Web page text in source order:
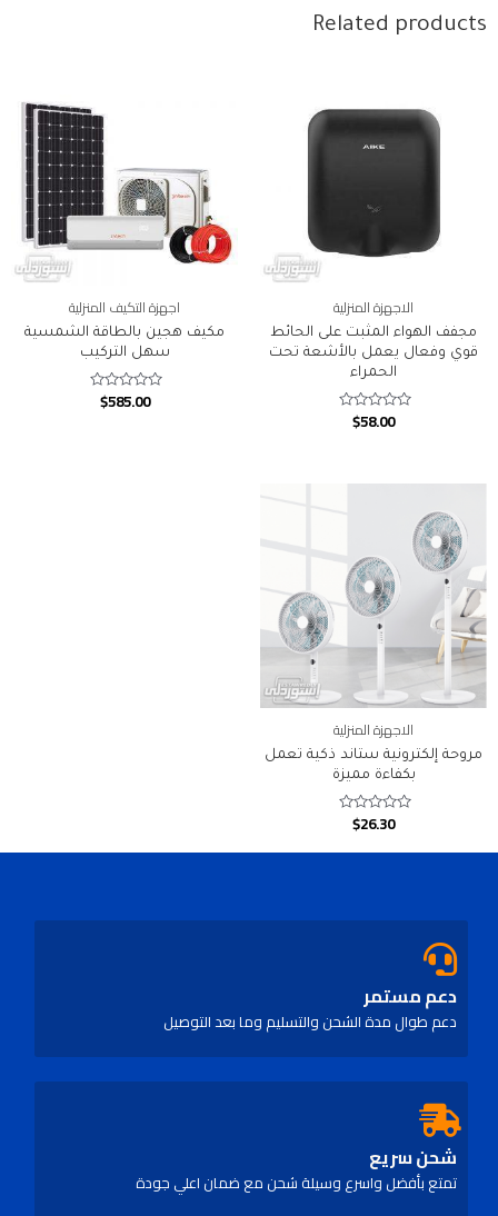
Related products
الاجهزة المنزلية
مجفف الهواء المثبت على الحائط
قوي وفعال يعمل بالأشعة تحت
الحمراء
Rated
$58.00
اجهزة التكيف المنزلية
مكيف هجين بالطاقة الشمسية
سهل التركيب
Rated
$585.00
الاجهزة المنزلية
مروحة إلكترونية ستاند ذكية تعمل
بكفاءة مميزة
Rated
$26.30
دعم مستمر
دعم طوال مدة الشحن والتسليم وما بعد التوصيل
شحن سريع
تمتع بأفضل واسرع وسيلة شحن مع ضمان اعلي جودة